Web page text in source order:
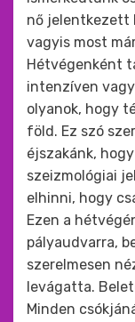
nő jelentkezett
vagyis most
Hétvégenként
intenzíven
olyanok, hogy
föld. Ez szó
éjszakánk,
szeizmológiai
elhinni, hogy
Ezen a
pályaudvarra,
szerelmesen
levágatta.
Minden